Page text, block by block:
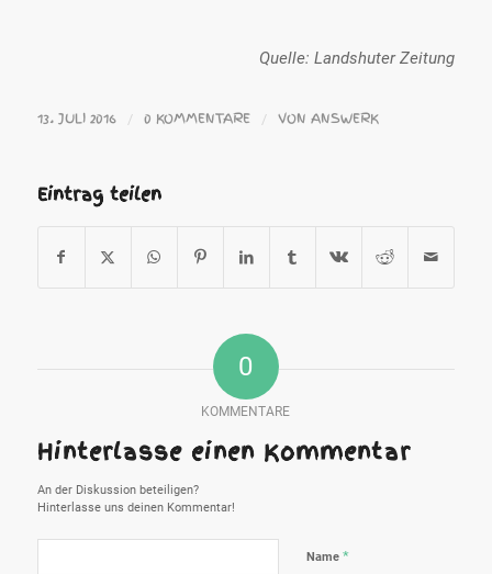
Quelle: Landshuter Zeitung
13. JULI 2016 / 0 KOMMENTARE / VON ANSWERK
Eintrag teilen
0
KOMMENTARE
Hinterlasse einen Kommentar
An der Diskussion beteiligen?
Hinterlasse uns deinen Kommentar!
Name *